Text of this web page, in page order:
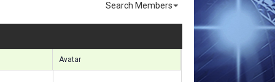
Search Members
Avatar